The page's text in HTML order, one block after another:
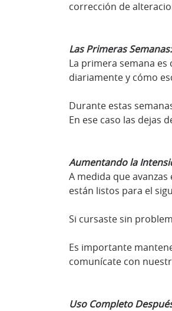
corrección de
Las Primeras
La primera semana
diariamente y cómo
Durante estas
En ese caso las dejas
Aumentando la
A medida que
están listos para el
Si cursaste sin
Es importante
comunícate con
Uso Completo